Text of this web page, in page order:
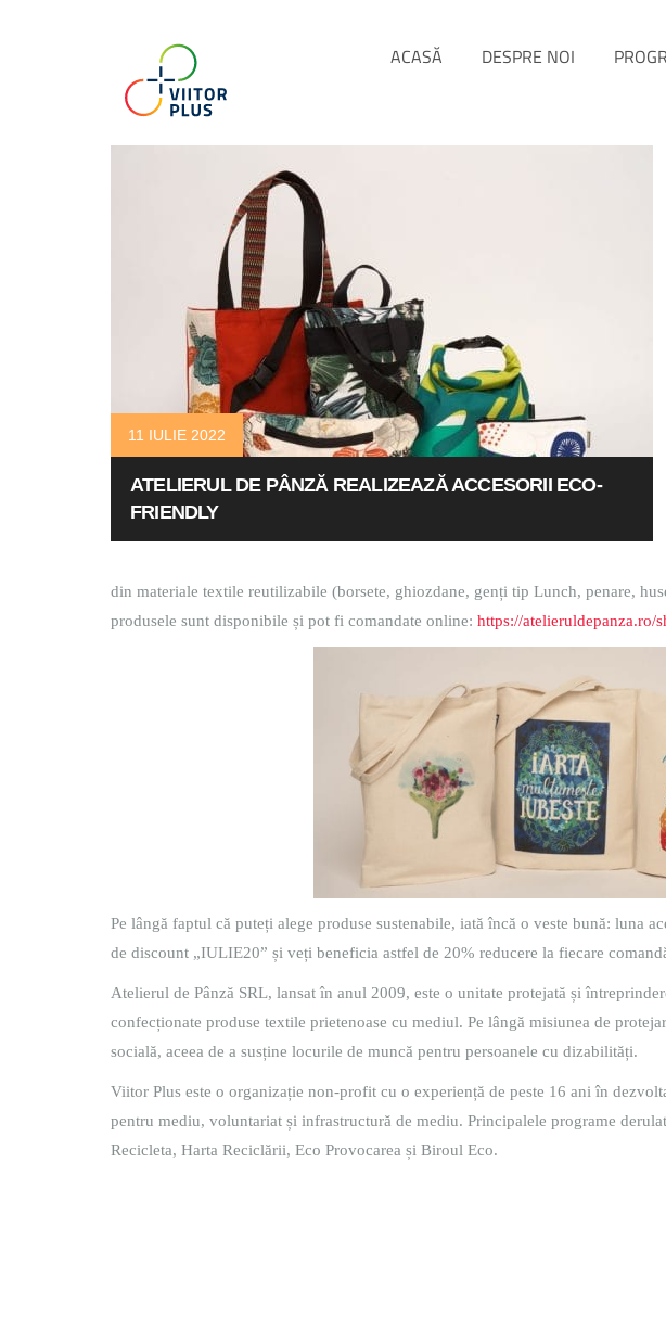
ACASĂ DESPRE NOI
11 IULIE 2022
ATELIERUL DE PÂNZĂ REALIZEAZĂ ACCESORII ECO-
FRIENDLY
din materiale textile reutilizabile (borsete, ghiozdane, genți tip Lunch, penare,
produsele sunt disponibile și pot fi comandate online: https://atelieruldepanza.ro/
Pe lângă faptul că puteți alege produse sustenabile, iată încă o veste bună: luna
de discount „IULIE20” și veți beneficia astfel de 20% reducere la fiecare
Atelierul de Pânză SRL, lansat în anul 2009, este o unitate protejată și
confecționate produse textile prietenoase cu mediul. Pe lângă misiunea de
socială, aceea de a susține locurile de muncă pentru persoanele cu dizabilități.
Viitor Plus este o organizație non-profit cu o experiență de peste 16 ani în
pentru mediu, voluntariat și infrastructură de mediu. Principalele programe
Recicleta, Harta Reciclării, Eco Provocarea și Biroul Eco.